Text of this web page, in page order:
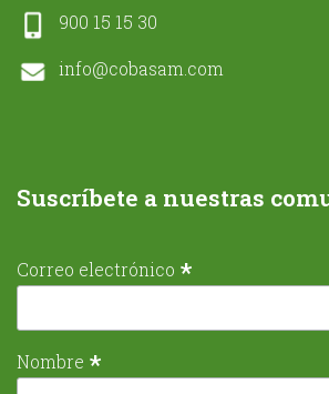
900 15 15 30
info@cobasam.com
Suscríbete a nuestras
Correo electrónico *
Nombre *